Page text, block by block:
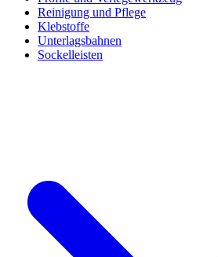
Reinigung und Pflege
Klebstoffe
Unterlagsbahnen
Sockelleisten